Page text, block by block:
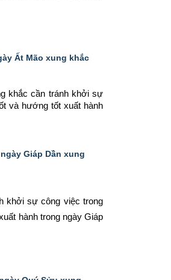
Ất Mão xung khắc
khắc cần tránh khởi sự
và hướng tốt xuất hành
Giáp Dần xung
khởi sự công việc trong
hành trong ngày Giáp